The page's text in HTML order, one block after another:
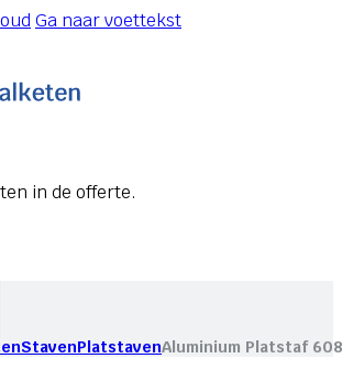
Ga naar voettekst
StavenPlatstavenAluminium Platstaf